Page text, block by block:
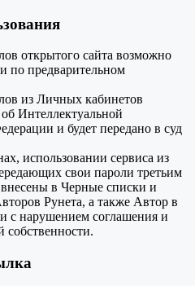
открытого сайта возможно
по предварительном
из Личных кабинетов
Интеллектуальной
и будет передано в суд
использовании сервиса из
свои пароли третьим
в Черные списки и
Рунета, а также Автор в
с нарушением соглашения и
собственности.